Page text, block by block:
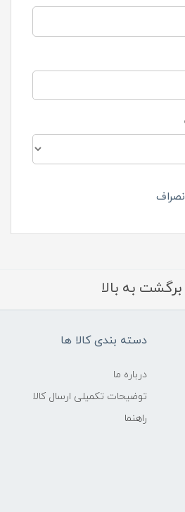
برگشت به بالا
دسته بندی کالا ها
درباره ما
توضیحات تکمیلی ارسال کالا
راهنما